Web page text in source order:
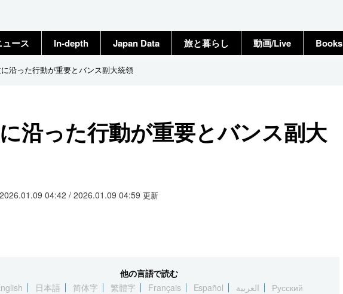
ュース
プ
In-depth Japan Data 旅と暮らし 動画/Live Books
沿った行動が重要とバンス副大統領
沿った行動が重要とバンス副大
2026.01.09 04:42 / 2026.01.09 04:59 更新
他の言語で読む
日本語 简体字 繁體字 Français Español العربية Русский